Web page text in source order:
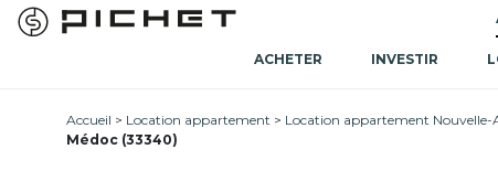
ACHETER INVESTIR
Accueil Location appartement Location appartement Nouvelle-
Médoc (33340)